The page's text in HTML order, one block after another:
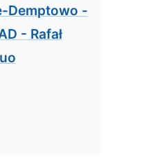
Demptowo -
- Rafał